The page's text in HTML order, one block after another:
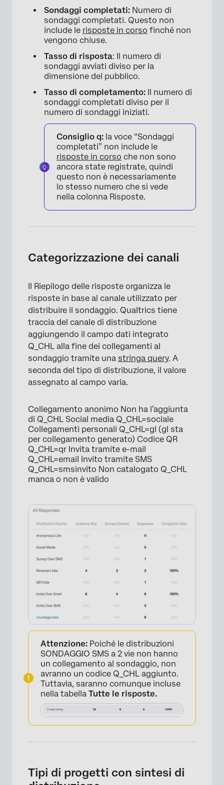
Sondaggi completati: Numero di
sondaggi completati. Questo non
include le risposte in corso finché non
vengono chiuse.
Tasso di risposta: Il numero di
sondaggi avviati diviso per la
dimensione del pubblico.
Tasso di completamento:
Il numero di
sondaggi completati diviso per il
numero di sondaggi iniziati.
Consiglio q: la voce “Sondaggi
completati” non include le
risposte in corso che non sono
ancora state registrate, quindi
questo non è necessariamente
lo stesso numero che si vede
nella colonna Risposte.
Categorizzazione dei canali
Il Riepilogo delle risposte organizza le
risposte in base al canale utilizzato per
distribuire il sondaggio. Qualtrics tiene
traccia del canale di distribuzione
aggiungendo il campo dati integrato
Q_CHL alla fine dei collegamenti al
sondaggio tramite una stringa query. A
seconda del tipo di distribuzione, il valore
assegnato al campo varia.
Collegamento anonimo Non ha l’aggiunta
di Q_CHL Social media Q_CHL=sociale
Collegamenti personali Q_CHL=gl (gl sta
per collegamento generato) Codice QR
Q_CHL=qr Invita tramite e-mail
Q_CHL=email Invito tramite SMS
Q_CHL=smsinvito Non catalogato Q_CHL
manca o non è valido
Attenzione: Poiché le distribuzioni
SONDAGGIO SMS a 2 vie non hanno
un collegamento al sondaggio, non
avranno un codice Q_CHL aggiunto.
Tuttavia, saranno comunque incluse
nella tabella Tutte le risposte.
Tipi di progetti con sintesi di